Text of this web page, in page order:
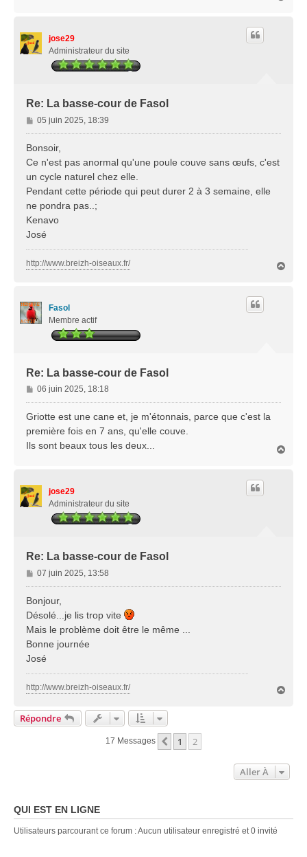
jose29
Administrateur du site
Re: La basse-cour de Fasol
M
e
a
g
e
05 juin 2025, 18:39
Bonsoir,
Ce n'est pas anormal qu'une poule couve sans œufs, c'est
un cycle naturel chez elle.
Pendant cette période qui peut durer 2 à 3 semaine, elle
ne pondra pas..;
Kenavo
José
http://www.breizh-oiseaux.fr/
Fasol
Membre actif
Re: La basse-cour de Fasol
M
e
s
g
06 juin 2025, 18:18
Griotte est une cane et, je m'étonnais, parce que c'est la
première fois en 7 ans, qu'elle couve.
Ils sont beaux tous les deux...
jose29
Administrateur du site
Re: La basse-cour de Fasol
M
e
s
s
g
e
07 juin 2025, 13:58
Bonjour,
Désolé...je lis trop vite
Mais le problème doit être le même ...
Bonne journée
José
http://www.breizh-oiseaux.fr/
Répondre
17 Messages Précédente
1 2
Aller À
QUI EST EN LIGNE
Utilisateurs parcourant ce forum : Aucun utilisateur enregistré et 0 invité